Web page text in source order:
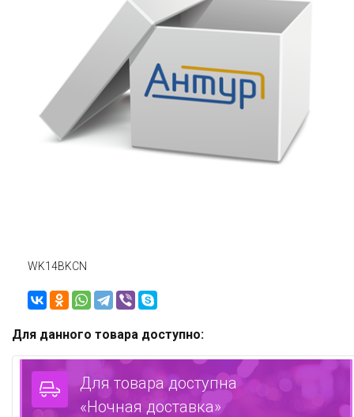
WK14BKCN
Для данного товара доступно:
Для товара доступна
«Ночная доставка»